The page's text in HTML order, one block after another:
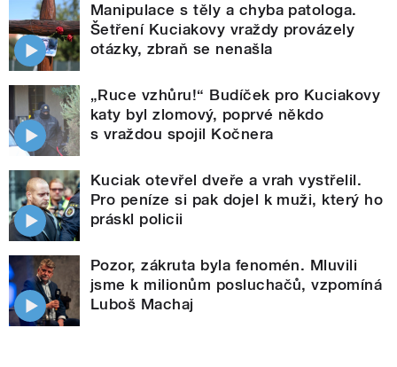
Manipulace s těly a chyba patologa.
Šetření Kuciakovy vraždy provázely
otázky, zbraň se nenašla
„Ruce vzhůru!“ Budíček pro Kuciakovy
katy byl zlomový, poprvé někdo
s vraždou spojil Kočnera
Kuciak otevřel dveře a vrah vystřelil.
Pro peníze si pak dojel k muži, který ho
práskl policii
Pozor, zákruta byla fenomén. Mluvili
jsme k milionům posluchačů, vzpomíná
Luboš Machaj